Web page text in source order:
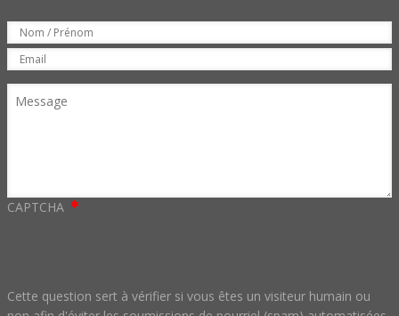
Set
Nom
Email
Message
CAPTCHA
Cette question sert à vérifier si vous êtes un visiteur humain ou